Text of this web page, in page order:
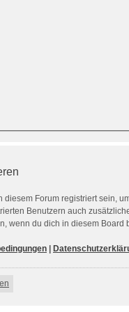
diesem Forum registriert sein,
Benutzern auch
wenn du dich in diesem Board
|